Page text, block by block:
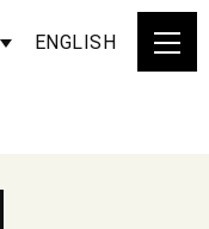
ENGLISH